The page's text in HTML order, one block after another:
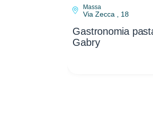
Massa
Via Zecca , 18
Gastronomia
Gabry